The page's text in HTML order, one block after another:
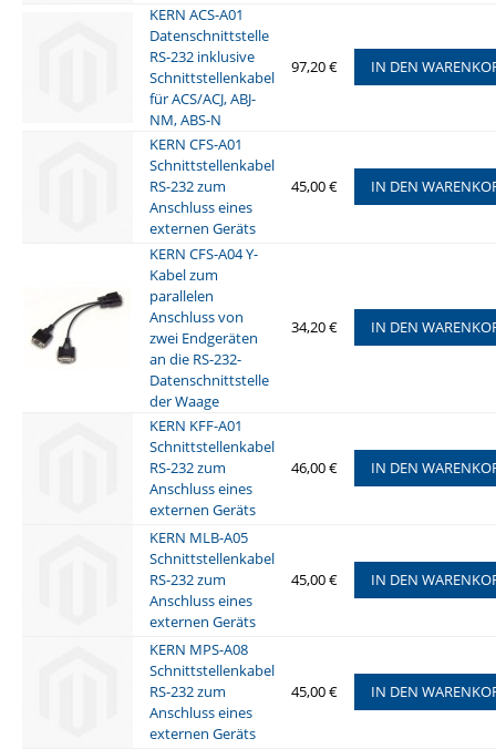
KERN ACS-A01
Datenschnittstelle
RS-232 inklusive
Schnittstellenkabel
für ACS/ACJ, ABJ-
NM, ABS-N
97,20 € IN DEN
KERN CFS-A01
Schnittstellenkabel
RS-232 zum
Anschluss eines
externen Geräts
45,00 € IN DEN
KERN CFS-A04 Y-
Kabel zum
parallelen
Anschluss von
zwei Endgeräten
an die RS-232-
Datenschnittstelle
der Waage
34,20 € IN DEN
KERN KFF-A01
Schnittstellenkabel
RS-232 zum
Anschluss eines
externen Geräts
46,00 € IN DEN
KERN MLB-A05
Schnittstellenkabel
RS-232 zum
Anschluss eines
externen Geräts
45,00 € IN DEN
KERN MPS-A08
Schnittstellenkabel
RS-232 zum
Anschluss eines
externen Geräts
45,00 € IN DEN